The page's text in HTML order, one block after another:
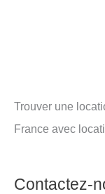
Trouver une
France avec
Contactez-